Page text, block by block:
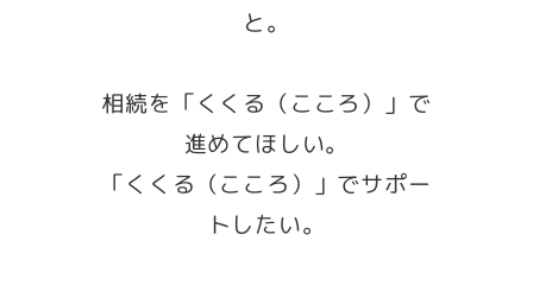
と。
相続を「くくる（こころ）」で
進めてほしい。
「くくる（こころ）」でサポー
トしたい。